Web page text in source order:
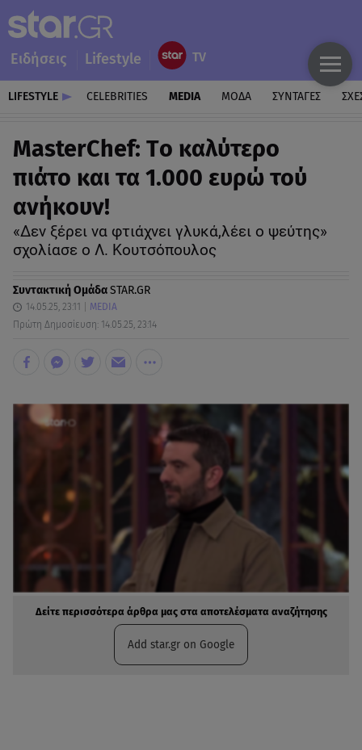
Ειδήσεις Lifestyle
LIFESTYLE CELEBRITIES MEDIA ΜΟΔΑ ΣΥΝΤΑΓΕΣ
MasterChef: Tο καλύτερο
πιάτο και τα 1.000 ευρώ τού
ανήκουν!
«Δεν ξέρει να φτιάχνει γλυκά,λέει ο ψεύτης»
σχολίασε ο Λ. Κουτσόπουλος
Συντακτική ΟμάδαSTAR.GR
14.05.25, 23:11
MEDIA
Πρώτη Δημοσίευση: 14.05.25, 23:14
Δείτε περισσότερα άρθρα μας στα αποτελέσματα αναζήτησης
Add star.gr on Google